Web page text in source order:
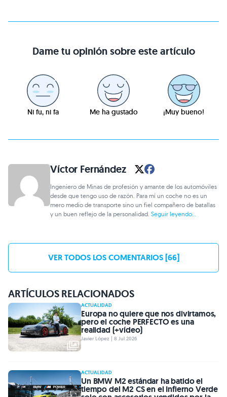
Dame tu opinión sobre este artículo
Ni fu, ni fa Me ha gustado ¡Muy bueno!
Víctor Fernández
Ingeniero de Minas de profesión y amante de los automóviles
desde que tengo uso de razón. Para mí un coche no es un
mero medio de transporte sino un fiel compañero de batallas
y un buen reflejo de la personalidad.Seguir leyendo...
VER TODOS LOS COMENTARIOS [66]
ARTÍCULOS RELACIONADOS
ACTUALIDAD
Europa no quiere que nos divirtamos,
pero el coche PERFECTO es una
realidad (+vídeo)
Javier López | 8 Jul 2026
ACTUALIDAD
Un BMW M2 estándar ha batido el
tiempo del M2 CS en el Infierno Verde